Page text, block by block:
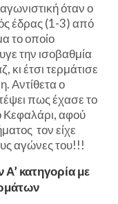
όταν ο
έδρας (1-3) από
το οποίο
την ισοβαθμία
έτσι τερμάτισε
Αντίθετα ο
πως έχασε το
Κεφαλάρι, αφού
τον είχε
αγώνες του!!!
κατηγορία με